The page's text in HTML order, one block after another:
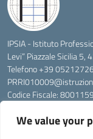
We value your
IPSIA - Istituto
Levi” Piazzale Sicilia 5,
Telefono +39
Codice Fiscale:
Codice Univoco di